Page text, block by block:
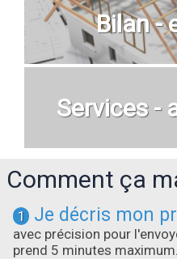
Bilan -
Services -
Comment ça
1 Je décris mon
avec précision pour
prend 5 minutes maximum.